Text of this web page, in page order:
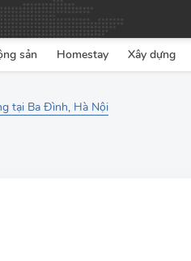
sản Homestay Xây dựng
tại Ba Đình, Hà Nội